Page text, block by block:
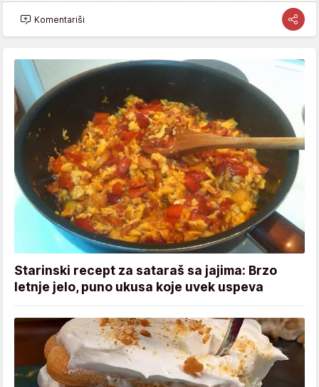
Komentariši
Starinski recept za sataraš sa jajima: Brzo
letnje jelo, puno ukusa koje uvek uspeva